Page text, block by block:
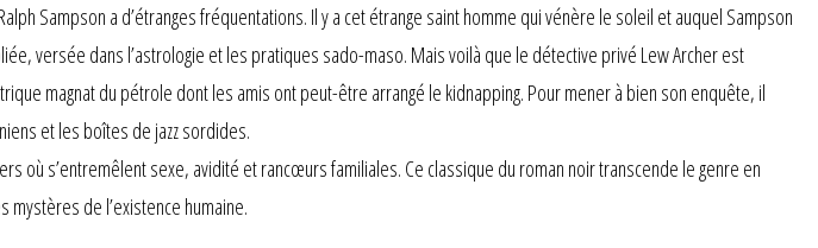
Sampson a d’étranges fréquentations. Il y a cet étrange saint homme qui vénère le soleil et auquel Sampson
versée dans l’astrologie et les pratiques sado-maso. Mais voilà que le détective privé Lew Archer est
magnat du pétrole dont les amis ont peut-être arrangé le kidnapping. Pour mener à bien son enquête, il
et les boîtes de jazz sordides.
où s’entremêlent sexe, avidité et rancœurs familiales. Ce classique du roman noir transcende le genre en
de l’existence humaine.